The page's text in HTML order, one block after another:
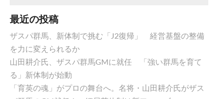
最近の投稿
ザスパ群馬、新体制で挑む「J2復帰」 経営基盤の整備
を力に変えられるか
山田耕介氏、ザスパ群馬GMに就任 「強い群馬を育て
る」新体制が始動
「育英の魂」がプロの舞台へ。名将・山田耕介氏がザス